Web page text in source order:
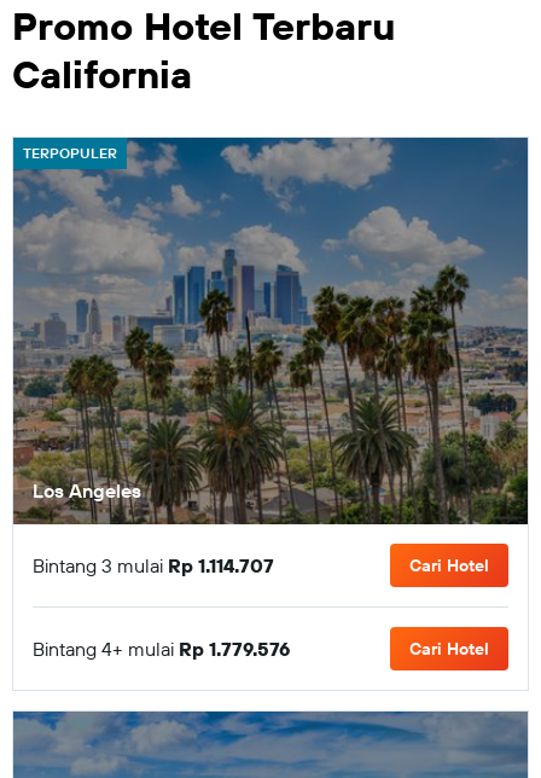
Promo Hotel Terbaru
California
TERPOPULER
Los Angeles
Bintang 3 mulai Rp 1.114.707 Cari Hotel
Bintang 4+ mulai Rp 1.779.576 Cari Hotel